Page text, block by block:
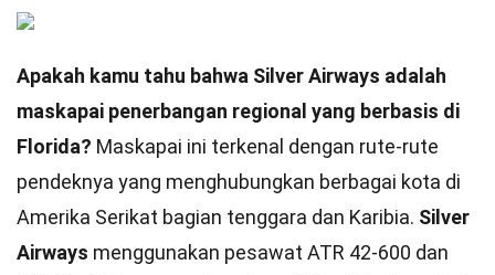
Apakah kamu tahu bahwa Silver Airways adalah
maskapai penerbangan regional yang berbasis di
Florida? Maskapai ini terkenal dengan rute-rute
pendeknya yang menghubungkan berbagai kota di
Amerika Serikat bagian tenggara dan Karibia. Silver
Airways menggunakan pesawat ATR 42-600 dan